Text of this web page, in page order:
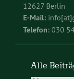
12627 Berlin
E-Mail:
Telefon: 030
Alle